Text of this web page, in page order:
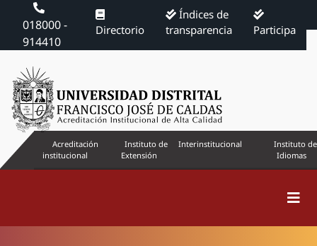
018000 -
914410
Directorio
Índices de
transparencia
Participa
Acreditación
institucional
Instituto de
Extensión
Interinstitucional
Instituto de
Idiomas